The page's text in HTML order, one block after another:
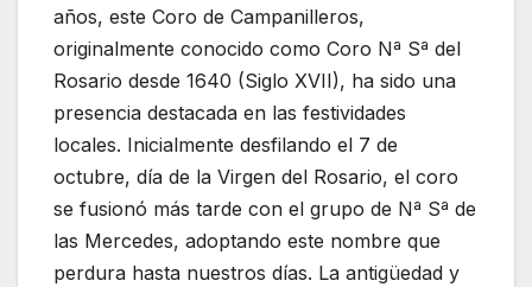
años, este Coro de Campanilleros,
originalmente conocido como Coro Nª Sª del
Rosario desde 1640 (Siglo XVII), ha sido una
presencia destacada en las festividades
locales. Inicialmente desfilando el 7 de
octubre, día de la Virgen del Rosario, el coro
se fusionó más tarde con el grupo de Nª Sª de
las Mercedes, adoptando este nombre que
perdura hasta nuestros días. La antigüedad y